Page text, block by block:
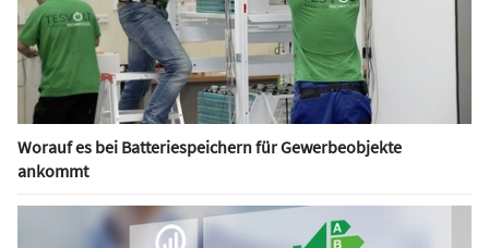
Worauf es bei Batteriespeichern für Gewerbeobjekte
ankommt